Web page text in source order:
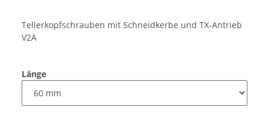
Tellerkopfschrauben mit Schneidkerbe und TX-Antrieb
V2A
Länge